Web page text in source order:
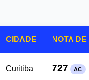
CIDADE NOTA
Curitiba 727 AC